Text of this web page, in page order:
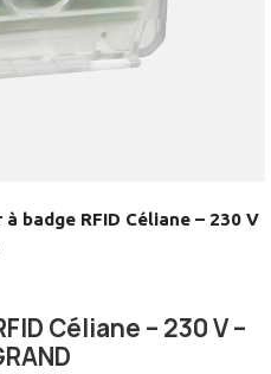
badge RFID Céliane – 230 V
Céliane – 230 V –